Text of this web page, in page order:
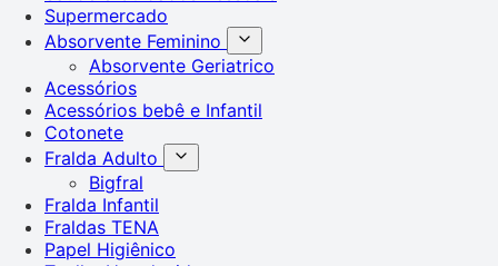
Supermercado
Absorvente Feminino
Absorvente Geriatrico
Acessórios
Acessórios bebê e Infantil
Cotonete
Fralda Adulto
Bigfral
Fralda Infantil
Fraldas TENA
Papel Higiênico